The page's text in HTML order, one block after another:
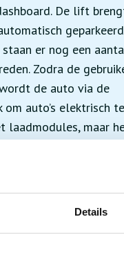
Details
De lift
geparkeerd
er nog een
Zodra de
de auto via de
auto’s elektrisch te
laadmodules, maar
te kunnen laden.
in juli 2022